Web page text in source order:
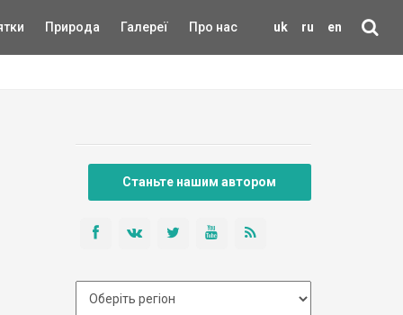
uk ru en
Природа Галереї Про нас
Станьте нашим автором